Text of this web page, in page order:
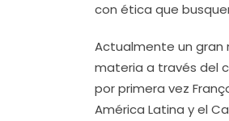
con ética que
Actualmente un gran
materia a través del
por primera vez
América Latina y el